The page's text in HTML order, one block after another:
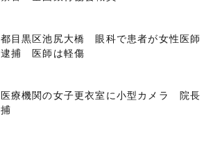
目黒区池尻大橋 眼科で患者が女性医師
逮捕 医師は軽傷
療機関の女子更衣室に小型カメラ 院長